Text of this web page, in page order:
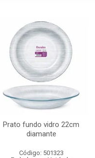
Prato fundo vidro 22cm
diamante
Código: 501323